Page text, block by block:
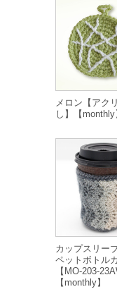
メロン【アク
し】【monthly
カップスリー
ペットボトル
【MO-203-
【monthly】